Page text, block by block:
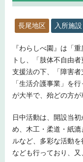
長尾地区 入所施
『わらしべ園』は「
トし、「肢体不自由
支援法の下、「障害
「生活介護事業」を
が大半で、殆どの方が
日中活動は、開設当
め、木工・柔道・紙
ルなど、多彩な活動
なども行っており、又